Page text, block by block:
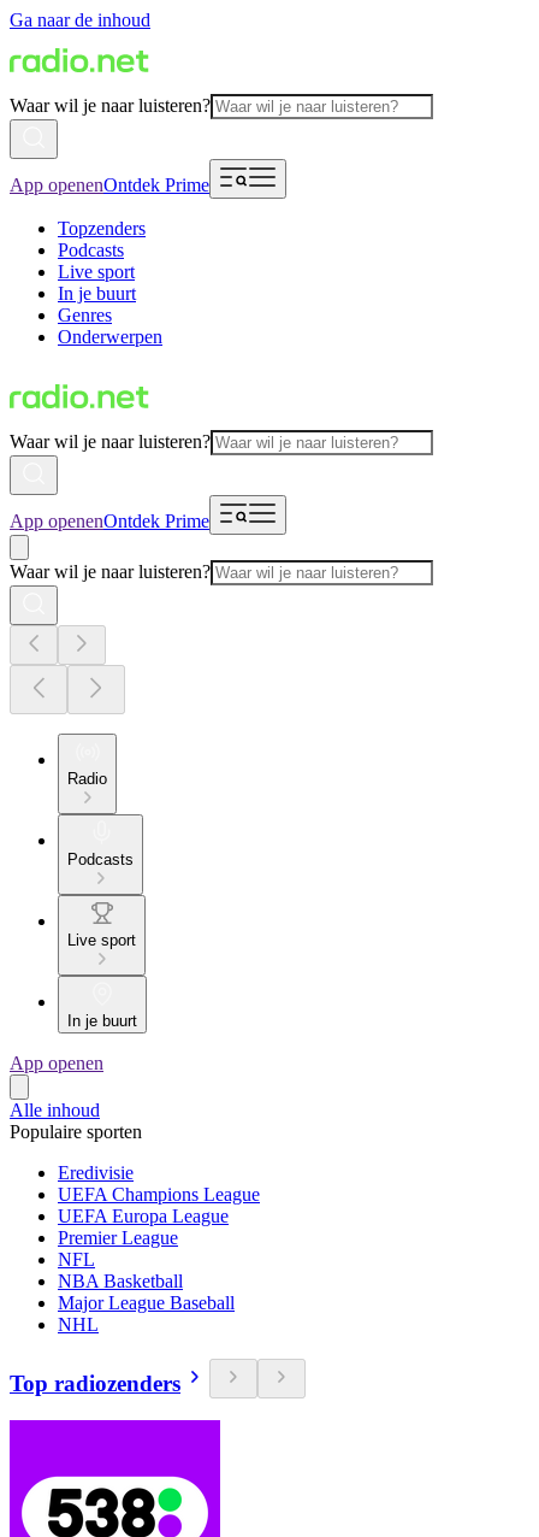
Ga naar de inhoud
Waar wil je naar luisteren?
App openenOntdek Prime
Topzenders
Podcasts
Live sport
In je buurt
Genres
Onderwerpen
Waar wil je naar luisteren?
App openenOntdek Prime
Waar wil je naar luisteren?
Radio
Podcasts
Live sport
In je buurt
App openen
Alle inhoud
Populaire sporten
Eredivisie
UEFA Champions League
UEFA Europa League
Premier League
NFL
NBA Basketball
Major League Baseball
NHL
Top radiozenders